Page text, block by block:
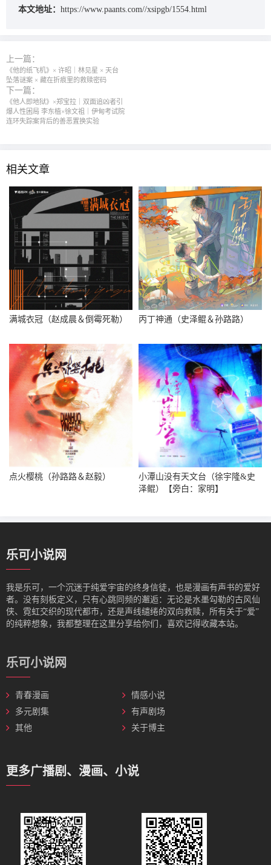
本文地址： https://www.paants.com//xsipgb/1554.html
上一篇：
《他的纸飞机》× 许昭｜林见星 × 天台
坠落谜案 × 藏在折痕里的救赎密码
下一篇：
《他人即地狱》×郑宝拉｜双面追凶者引
爆人性困局 李东植×徐文祖｜伊甸考试院
连环失踪案背后的善恶置换实验
相关文章
满城衣冠（赵成晨＆倒霉死勒） 丙丁神通（史泽鲲＆孙路路）
点火樱桃（孙路路＆赵毅）
小潭山没有天文台（徐宇隆&史
泽鲲）【旁白：家明】
乐可小说网
我是‌乐可，一个沉迷于纯爱宇宙的终身信徒，也是漫画有声书的爱好
者。没有刻板定义，只有心跳同频的邂逅：无论是水墨勾勒的古风仙
侠、霓虹交织的现代都市，还是声线缱绻的双向救赎，所有关于“爱”
的纯粹想象，我都整理在这里分享给你们，喜欢记得收藏本站。
乐可小说网
青春漫画
情感小说
多元剧集
有声剧场
其他
关于博主
更多广播剧、漫画、小说